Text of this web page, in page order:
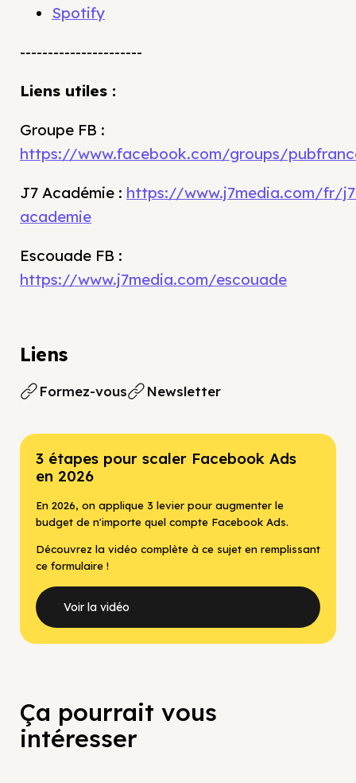
Spotify
----------------------
Liens utiles :
Groupe FB :
https://www.facebook.com/groups/
J7 Académie : https://www.j7media.com/fr/
academie
Escouade FB :
https://www.j7media.com/escouade
Liens
Formez-vous Newsletter
3 étapes pour scaler Facebook Ads
en 2026
En 2026, on applique 3 levier pour augmenter le
budget de n'importe quel compte Facebook Ads.
Découvrez la vidéo complète à ce sujet en remplissant
ce formulaire !
Voir la vidéo
Ça pourrait vous
intéresser